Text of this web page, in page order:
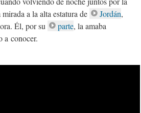
a la alta estatura de
Jordán,
Él, por su
parte, la amaba
a conocer.